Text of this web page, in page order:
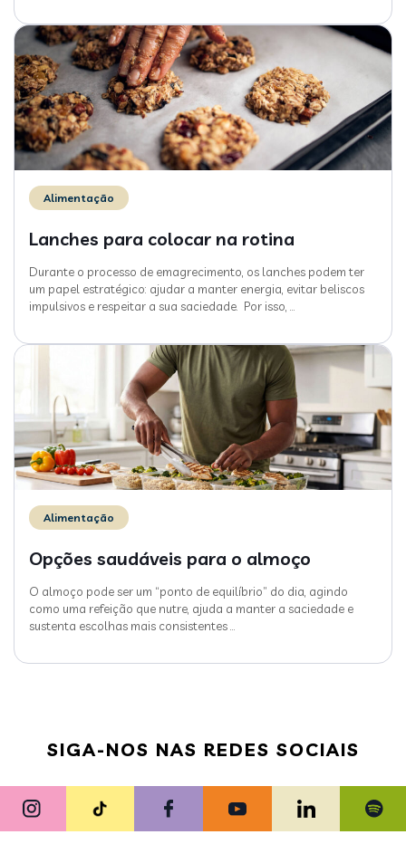
Alimentação
Lanches para colocar na rotina
Durante o processo de emagrecimento, os lanches podem ter
um papel estratégico: ajudar a manter energia, evitar beliscos
impulsivos e respeitar a sua saciedade. Por isso, …
Alimentação
Opções saudáveis para o almoço
O almoço pode ser um “ponto de equilíbrio” do dia, agindo
como uma refeição que nutre, ajuda a manter a saciedade e
sustenta escolhas mais consistentes…
SIGA-NOS NAS REDES SOCIAIS